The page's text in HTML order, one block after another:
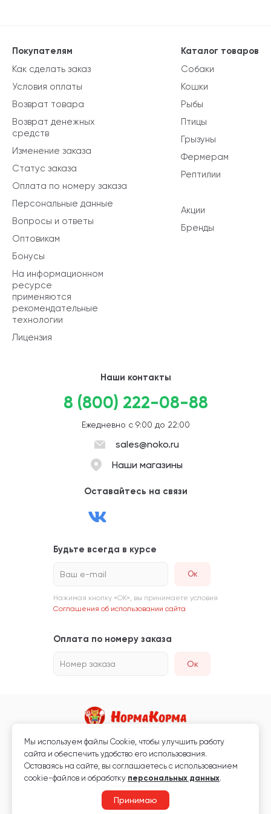
Каталог товаров
Собаки
Кошки
Рыбы
Птицы
Грызуны
Фермерам
Рептилии
Акции
Бренды
Покупателям
Как сделать заказ
Условия оплаты
Возврат товара
Возврат денежных
средств
Изменение заказа
Статус заказа
Оплата по номеру заказа
Персональные данные
Вопросы и ответы
Оптовикам
Бонусы
На информационном
ресурсе
применяются
рекомендательные
технологии
Лицензия
Наши контакты
8 (800) 222-08-88
Ежедневно с 9:00 до 22:00
sales@noko.ru
Наши магазины
Оставайтесь на связи
Будьте всегда в курсе
Ваш e-mail
Нажимая кнопку «ОК», вы принимаете условия
Соглашения об использовании сайта
Оплата по номеру заказа
Номер заказа Ок
Магазин кормов для животных и ветаптека
Любая информация, размещённая на сайте, не является публичной
офертой.
Мы используем файлы Сookie, чтобы улучшить работу
сайта и обеспечить удобство его использования.
Оставаясь на сайте, вы соглашаетесь с использованием
cookie-файлов и обработку персональных данных.
Принимаю